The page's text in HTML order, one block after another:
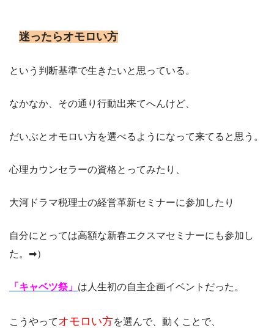
迷ったらオモロい方
という判断基準で生きたいと思っている。
なかなか、その通り行動出来てへんけど、
だいぶとオモロい方を選べるようになって来てると思う。
心理カウンセラーの資格とってみたり、
大河ドラマ税理士の経営革新セミナーに参加したり
自分にとっては高額な新春エクスマセミナーにも参加し
た。➡）
「キャベツ祭」 は人生初の自主企画イベントだった。
こうやってオモロい方を選んで、動くことで、